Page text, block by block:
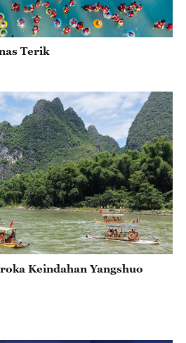
Terik
Keindahan Yangshuo